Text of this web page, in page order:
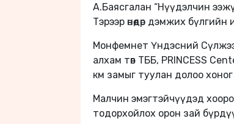
А.Баясгалан “Нүүдэлчин
Тэрээр өнөөдөр дэмжих
Монфемнет Үндэсний
алхам төв ТББ, PRINCESS
км замыг туулан долоо
Малчин эмэгтэйчүүдэд
тодорхойлох орон зай